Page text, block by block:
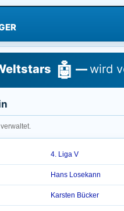
🤖 —wird
4. Liga V
Hans Losekann
Karsten Bücker